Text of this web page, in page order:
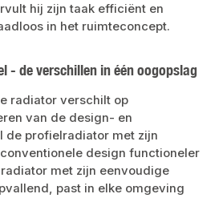
hij zijn taak efficiënt en
in het ruimteconcept.
- de verschillen in één oogopslag
radiator verschilt op
van de design- en
de profielradiator met zijn
design functioneler
met zijn eenvoudige
past in elke omgeving